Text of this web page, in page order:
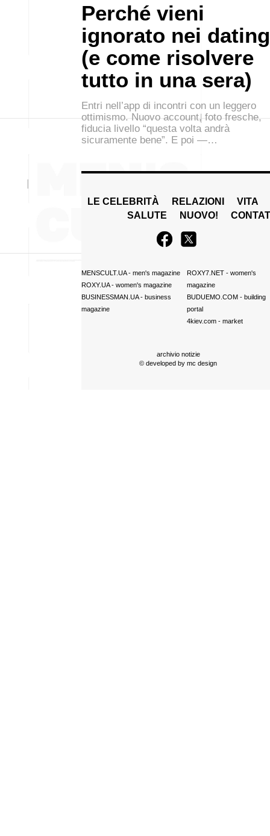
Perché vieni
ignorato nei dating
(e come risolvere
tutto in una sera)
Entri nell’app di incontri con un leggero
ottimismo. Nuovo account, foto fresche,
fiducia livello “questa volta andrà
sicuramente bene”. E poi —…
LE CELEBRITÀ RELAZIONI
VITA
SALUTE
NUOVO!
MENSCULT.UA- men's magazine
ROXY.UA- women's magazine
BUSINESSMAN.UA- business
magazine
ROXY7.NET- women's
magazine
BUDUEMO.COM- building
portal
4kiev.com- market
archivio notizie
© developed by mc design